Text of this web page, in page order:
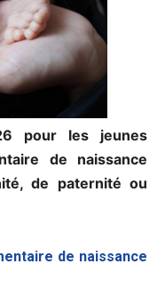
pour les jeunes
de naissance
de paternité ou
de naissance